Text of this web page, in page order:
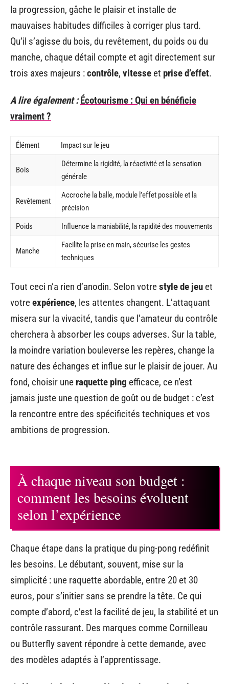
la progression, gâche le plaisir et installe de
mauvaises habitudes difficiles à corriger plus tard.
Qu’il s’agisse du bois, du revêtement, du poids ou du
manche, chaque détail compte et agit directement sur
trois axes majeurs :contrôle, vitesse et prise d’effet.
A lire également : Écotourisme : Qui en bénéficie
vraiment ?
Élément Impact sur le jeu
Bois
Détermine la rigidité, la réactivité et la sensation
générale
Revêtement
Accroche la balle, module l’effet possible et la
précision
Poids
Influence la maniabilité, la rapidité des mouvements
Manche
Facilite la prise en main, sécurise les gestes
techniques
Tout ceci n’a rien d’anodin. Selon votrestyle de jeu et
votreexpérience, les attentes changent. L’attaquant
misera sur la vivacité, tandis que l’amateur du contrôle
cherchera à absorber les coups adverses. Sur la table,
la moindre variation bouleverse les repères, change la
nature des échanges et influe sur le plaisir de jouer. Au
fond, choisir une raquette ping efficace, ce n’est
jamais juste une question de goût ou de budget : c’est
la rencontre entre des spécificités techniques et vos
ambitions de progression.
À chaque niveau son budget :
comment les besoins évoluent
selon l’expérience
Chaque étape dans la pratique du ping-pong redéfinit
les besoins. Le débutant, souvent, mise sur la
simplicité : une raquette abordable, entre 20 et 30
euros, pour s’initier sans se prendre la tête. Ce qui
compte d’abord, c’est la facilité de jeu, la stabilité et un
contrôle rassurant. Des marques comme Cornilleau
ou Butterfly savent répondre à cette demande, avec
des modèles adaptés à l’apprentissage.